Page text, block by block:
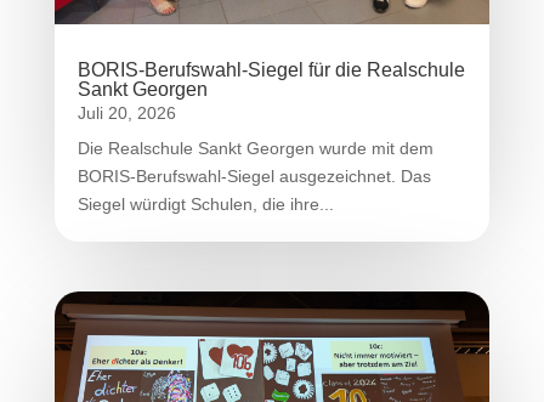
BORIS-Berufswahl-Siegel für die Realschule
Sankt Georgen
Juli 20, 2026
Die Realschule Sankt Georgen wurde mit dem
BORIS-Berufswahl-Siegel ausgezeichnet. Das
Siegel würdigt Schulen, die ihre...